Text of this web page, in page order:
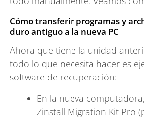
Cómo transferir programas y
duro antiguo a la nueva PC
Ahora que tiene la unidad
todo lo que necesita hacer es
software de recuperación:
En la nueva
Zinstall Migration Kit Pro